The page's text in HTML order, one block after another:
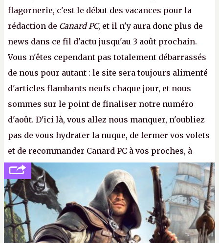
flagornerie, c'est le début des vacances pour la
rédaction de Canard PC, et il n'y aura donc plus de
news dans ce fil d'actu jusqu'au 3 août prochain.
Vous n'êtes cependant pas totalement débarrassés
de nous pour autant : le site sera toujours alimenté
d'articles flambants neufs chaque jour, et nous
sommes sur le point de finaliser notre numéro
d'août. D'ici là, vous allez nous manquer, n'oubliez
pas de vous hydrater la nuque, de fermer vos volets
et de recommander Canard PC à vos proches, à
votre famille et aux inconnus que vous croisez
dans la rue. Bon été à tous ! –ER.